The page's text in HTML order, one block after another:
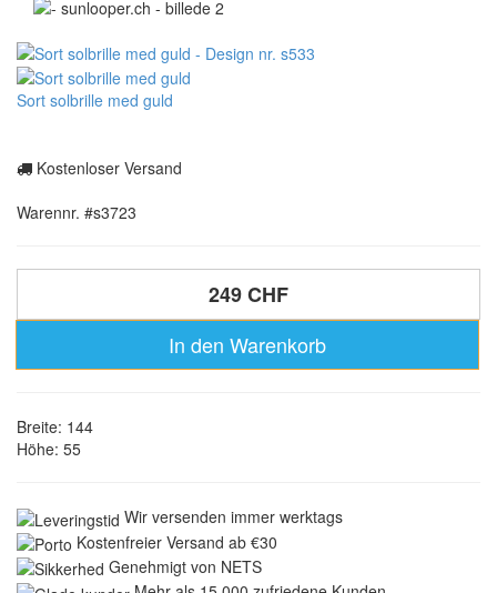
Sort solbrille med guld
Kostenloser Versand
Warennr. #s3723
249 CHF
In den Warenkorb
Breite: 144
Höhe: 55
Wir versenden immer werktags
Kostenfreier Versand ab €30
Genehmigt von NETS